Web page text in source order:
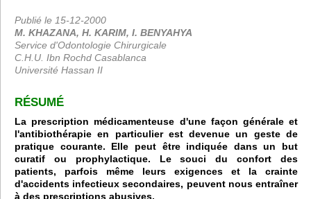
Publié le 15-12-2000
M. KHAZANA, H. KARIM, I. BENYAHYA
Service d'Odontologie Chirurgicale
C.H.U. Ibn Rochd Casablanca
Université Hassan II
RÉSUMÉ
La prescription médicamenteuse d'une façon générale et
l'antibiothérapie en particulier est devenue un geste de
pratique courante. Elle peut être indiquée dans un but
curatif ou prophylactique. Le souci du confort des
patients, parfois même leurs exigences et la crainte
d'accidents infectieux secondaires, peuvent nous entraîner
à des prescriptions abusives.